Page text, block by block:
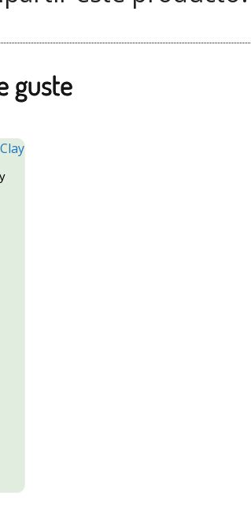
guste